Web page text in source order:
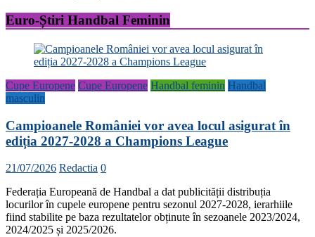
Euro-Știri Handbal Feminin
Cupe Europene Cupe Europene Handbal feminin Handbal
masculin
Campioanele României vor avea locul asigurat în
ediția 2027-2028 a Champions League
21/07/2026 Redactia 0
Federația Europeană de Handbal a dat publicității distribuția
locurilor în cupele europene pentru sezonul 2027-2028, ierarhiile
fiind stabilite pe baza rezultatelor obținute în sezoanele 2023/2024,
2024/2025 și 2025/2026.